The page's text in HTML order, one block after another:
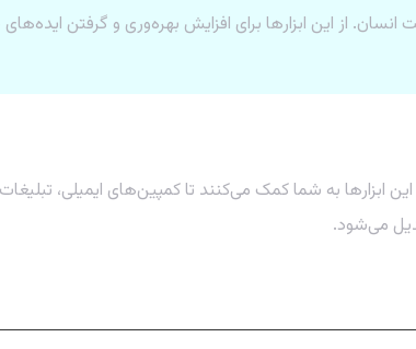
از این ابزارها برای افزایش بهره‌وری و گرفتن
ابزارها به شما کمک می‌کنند تا کمپین‌های ایمیلی،
می‌شود.